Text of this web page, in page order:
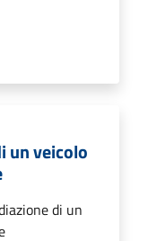
un veicolo
di un